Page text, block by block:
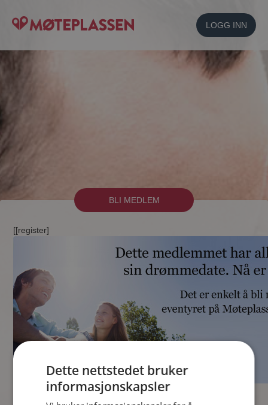
LOGG INN
BLI MEDLEM
[[register]
Dette nettstedet bruker
informasjonskapsler